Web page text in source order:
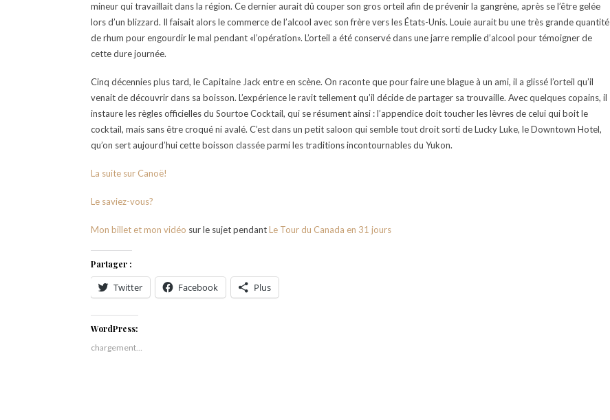
mineur qui travaillait dans la région. Ce dernier aurait dû couper son gros orteil afin de prévenir la gangrène, après se l’être gelée
lors d’un blizzard. Il faisait alors le commerce de l’alcool avec son frère vers les États-Unis. Louie aurait bu une très grande quantité
de rhum pour engourdir le mal pendant «l’opération». L’orteil a été conservé dans une jarre remplie d’alcool pour témoigner de
cette dure journée.
Cinq décennies plus tard, le Capitaine Jack entre en scène. On raconte que pour faire une blague à un ami, il a glissé l’orteil qu’il
venait de découvrir dans sa boisson. L’expérience le ravit tellement qu’il décide de partager sa trouvaille. Avec quelques copains, il
instaure les règles officielles du Sourtoe Cocktail, qui se résument ainsi : l’appendice doit toucher les lèvres de celui qui boit le
cocktail, mais sans être croqué ni avalé. C’est dans un petit saloon qui semble tout droit sorti de Lucky Luke, le Downtown Hotel,
qu’on sert aujourd’hui cette boisson classée parmi les traditions incontournables du Yukon.
La suite sur Canoë!
Le saviez-vous?
Mon billet et mon vidéo sur le sujet pendantLe Tour du Canada en 31 jours
Partager :
Twitter Facebook Plus
WordPress:
chargement…